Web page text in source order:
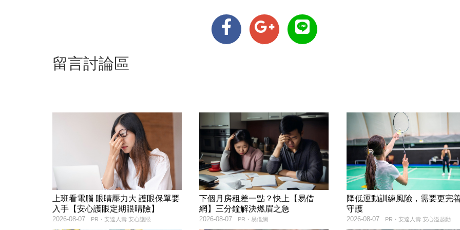
留言討論區
上班看電腦 眼睛壓力大 護眼保單要
入手【安心護眼定期眼睛險】
PR・安達人壽 安心護眼
2026-08-07
下個月房租差一點？快上【易借
網】三分鐘解決燃眉之急
PR・易借網
2026-08-07
降低運動訓練風險，需要更完
守護
PR・安達人壽 安心溢起動
2026-08-07